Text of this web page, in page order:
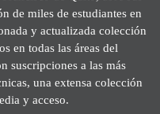
de miles de estudiantes en
y actualizada colección
en todas las áreas del
suscripciones a las más
una extensa colección
y acceso.